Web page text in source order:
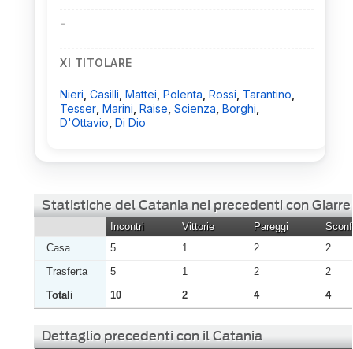
-
XI TITOLARE
Nieri Casilli Mattei Polenta Rossi Tarantino
Tesser Marini Raise Scienza Borghi
D'Ottavio Di Dio
Statistiche del Catania nei precedenti con Giarre
Incontri Vittorie Pareggi
Casa
5 1 2
2
Trasferta
5 1 2
2
Totali
10 2 4 4
Dettaglio precedenti con il Catania